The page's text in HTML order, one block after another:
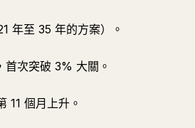
年至 35 年的方案）。
次突破 3% 大關。
11 個月上升。